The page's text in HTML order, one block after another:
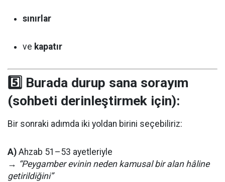
sınırlar
ve kapatır
5️⃣ Burada durup sana sorayım
(sohbeti derinleştirmek için):
Bir sonraki adımda iki yoldan birini seçebiliriz:
A) Ahzab 51–53 ayetleriyle
→ “Peygamber evinin neden kamusal bir alan hâline
getirildiğini”